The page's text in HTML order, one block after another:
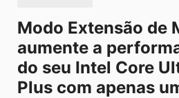
Modo Extensão de
aumente a
do seu Intel Core
Plus com apenas